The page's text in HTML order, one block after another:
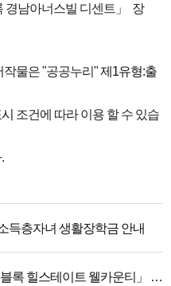
경남아너스빌 디센트」 장
작물은 "공공누리"제1유형:출
조건에 따라 이용 할 수 있습
득층자녀 생활장학금 안내
「인천 검단 AA16블록 힐스테이트 웰카운티」 장애인 특별공급 안내